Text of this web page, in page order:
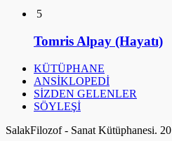
5
Tomris Alpay (Hayatı)
KÜTÜPHANE
ANSİKLOPEDİ
SİZDEN GELENLER
SÖYLEŞİ
SalakFilozof - Sanat Kütüphanesi.